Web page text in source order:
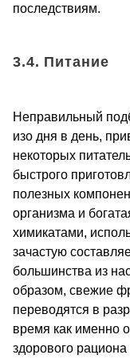
последствиям.
3.4. Питание
Неправильный
изо дня в день,
некоторых
быстрого
полезных
организма и
химикатами,
зачастую
большинства из
образом, свежие
переводятся в
время как именно
здорового